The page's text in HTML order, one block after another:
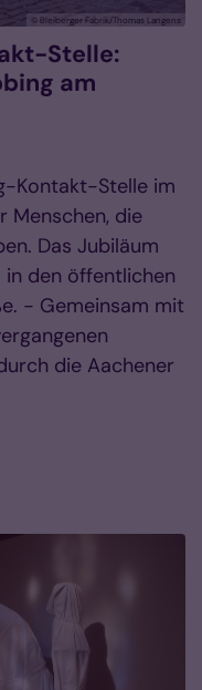
© Bleiberger Fabrik/Thomas Langens
Stelle:
am
Kontakt-Stelle im
Menschen, die
Das Jubiläum
in den öffentlichen
- Gemeinsam mit
die Aachener